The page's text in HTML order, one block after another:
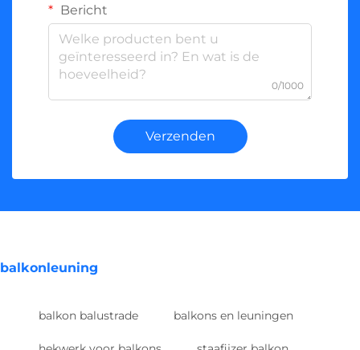
Bericht
0/1000
Verzenden
balkonleuning
balkon balustrade balkons en leuningen